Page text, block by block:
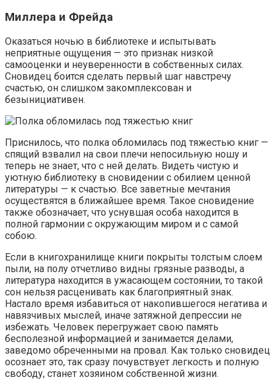
Миллера и Фрейда
Оказаться ночью в библиотеке и испытывать
неприятные ощущения — это признак низкой
самооценки и неуверенности в собственных силах.
Сновидец боится сделать первый шаг навстречу
счастью, он слишком закомплексован и
безынициативен.
Приснилось, что полка обломилась под тяжестью книг —
спящий взвалил на свои плечи непосильную ношу и
теперь не знает, что с ней делать. Видеть чистую и
уютную библиотеку в сновидении с обилием ценной
литературы — к счастью. Все заветные мечтания
осуществятся в ближайшее время. Такое сновидение
также обозначает, что уснувшая особа находится в
полной гармонии с окружающим миром и с самой
собою.
Если в книгохранилище книги покрыты толстым слоем
пыли, на полу отчетливо видны грязные разводы, а
литература находится в ужасающем состоянии, то такой
сон нельзя расценивать как благоприятный знак.
Настало время избавиться от накопившегося негатива и
навязчивых мыслей, иначе затяжной депрессии не
избежать. Человек перегружает свою память
бесполезной информацией и занимается делами,
заведомо обреченными на провал. Как только сновидец
осознает это, так сразу почувствует легкость и полную
свободу, станет хозяином собственной жизни.